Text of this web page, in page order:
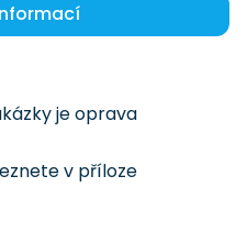
je oprava
v příloze